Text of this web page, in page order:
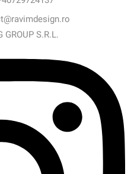
GROUP S.R.L.